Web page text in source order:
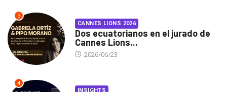
3
CANNES LIONS 2026
Dos ecuatorianos en el jurado de
Cannes Lions...
2026/06/23
4
INSIGHTS